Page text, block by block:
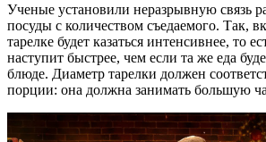
Ученые установили неразрывную связь
посуды с количеством съедаемого. Так,
тарелке будет казаться интенсивнее, то
наступит быстрее, чем если та же еда
блюде. Диаметр тарелки должен
порции: она должна занимать большую